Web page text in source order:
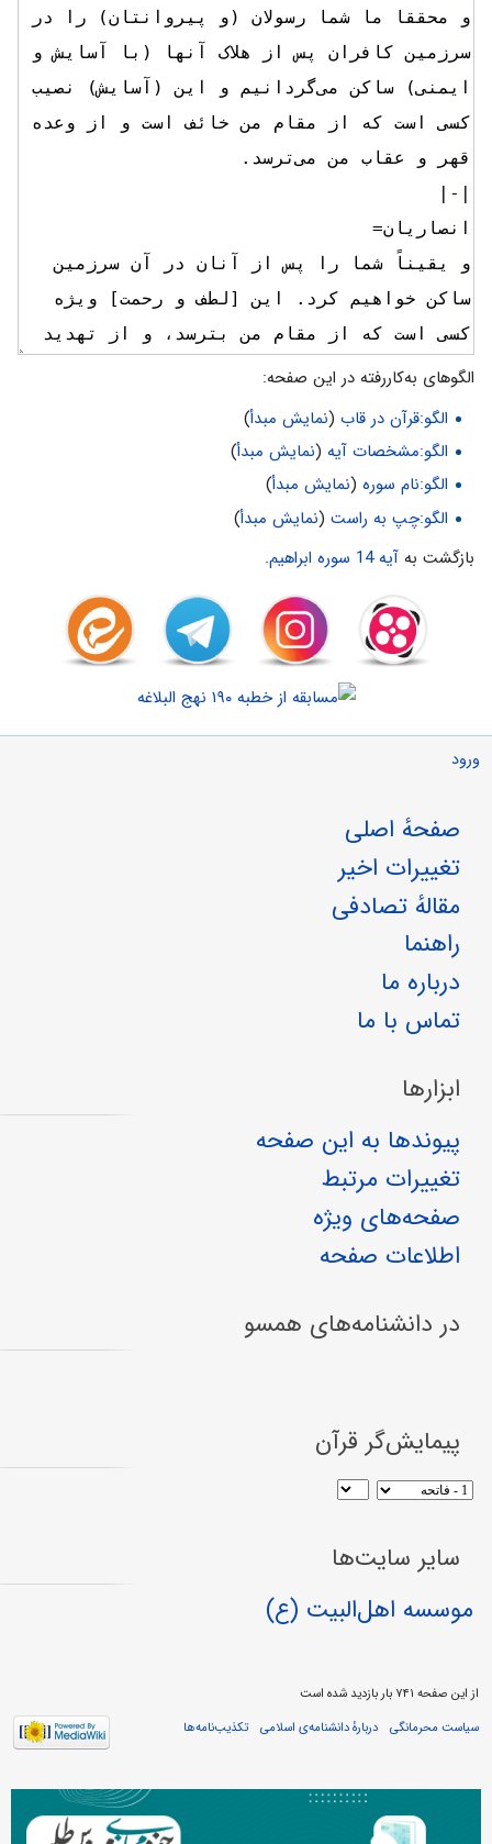
الگوهای به‌کاررفته در این صفحه:
الگو:قرآن در قاب(نمایش مبدأ)
الگو:مشخصات آیه(نمایش مبدأ)
الگو:نام سوره(نمایش مبدأ)
الگو:چپ به راست(نمایش مبدأ)
بازگشت به آیه 14 سوره ابراهیم .
ورود
صفحهٔ اصلی
تغییرات اخیر
مقالهٔ تصادفی
راهنما
درباره ما
تماس با ما
ابزارها
پیوندها به این صفحه
تغییرات مرتبط
صفحه‌های ویژه
اطلاعات صفحه
در دانشنامه‌های همسو
پیمایش‌گر قرآن
سایر سایت‌ها
موسسه اهل‌البیت (ع)
از این صفحه ۷۴۱ بار بازدید شده است
سیاست محرمانگی
دربارهٔ دانشنامه‌ی اسلامی تکذیب‌نامه‌ها